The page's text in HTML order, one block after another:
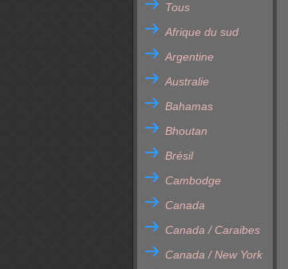
Tous
Afrique du sud
Argentine
Australie
Bahamas
Bhoutan
Brésil
Cambodge
Canada
Canada / Caraibes
Canada / New York